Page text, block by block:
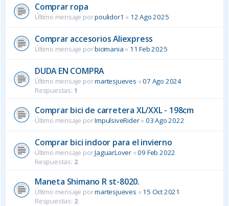
Comprar ropa
Último mensaje porpoulidor1 « 12 Ago 2025
Comprar accesorios Aliexpress
Último mensaje porbicimania « 11 Feb 2025
DUDA EN COMPRA
Último mensaje pormartesjueves «07 Ago 2024
Respuestas: 1
Comprar bici de carretera XL/XXL - 198cm
Último mensaje porImpulsiveRider« 03 Ago 2022
Comprar bici indoor para el invierno
Último mensaje porJaguarLover «09 Feb 2022
Respuestas: 2
Maneta Shimano R st-8020.
Último mensaje pormartesjueves « 15 Oct 2021
Respuestas: 2